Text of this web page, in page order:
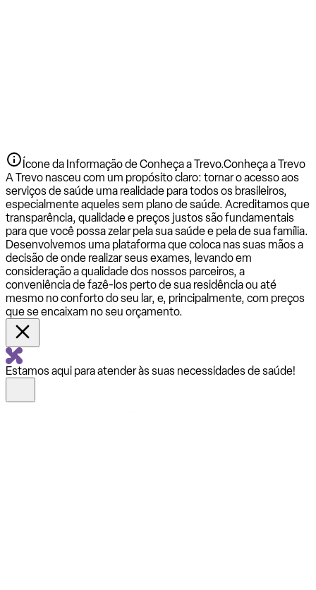
Ícone da Informação de Conheça a Trevo.Conheça a Trevo
A Trevo nasceu com um propósito claro: tornar o acesso aos
serviços de saúde uma realidade para todos os brasileiros,
especialmente aqueles sem plano de saúde. Acreditamos que
transparência, qualidade e preços justos são fundamentais
para que você possa zelar pela sua saúde e pela de sua família.
Desenvolvemos uma plataforma que coloca nas suas mãos a
decisão de onde realizar seus exames, levando em
consideração a qualidade dos nossos parceiros, a
conveniência de fazê-los perto de sua residência ou até
mesmo no conforto do seu lar, e, principalmente, com preços
que se encaixam no seu orçamento.
Estamos aqui para atender às suas necessidades de saúde!